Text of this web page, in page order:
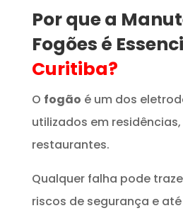
Por que a
Fogões é
Curitiba?
O fogão é um dos
utilizados em
restaurantes.
Qualquer falha pode
riscos de segurança e